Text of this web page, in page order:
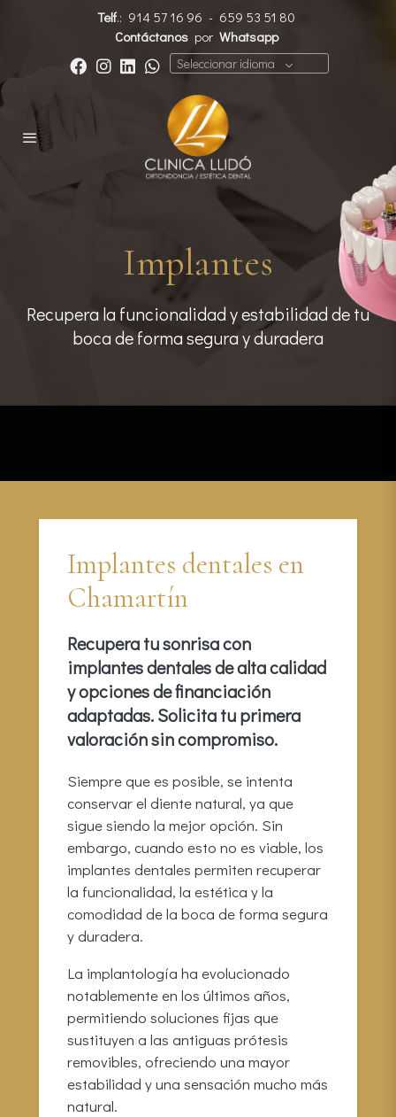
Telf.: 914 57 16 96 - 659 53 51 80
Contáctanos por Whatsapp
Seleccionar idioma
Implantes
Recupera la funcionalidad y estabilidad de tu
boca de forma segura y duradera
Implantes dentales en
Chamartín
Recupera tu sonrisa con
implantes dentales de alta calidad
y opciones de financiación
adaptadas. Solicita tu primera
valoración sin compromiso.
Siempre que es posible, se intenta
conservar el diente natural, ya que
sigue siendo la mejor opción. Sin
embargo, cuando esto no es viable, los
implantes dentales permiten recuperar
la funcionalidad, la estética y la
comodidad de la boca de forma segura
y duradera.
La implantología ha evolucionado
notablemente en los últimos años,
permitiendo soluciones fijas que
sustituyen a las antiguas prótesis
removibles, ofreciendo una mayor
estabilidad y una sensación mucho más
natural.